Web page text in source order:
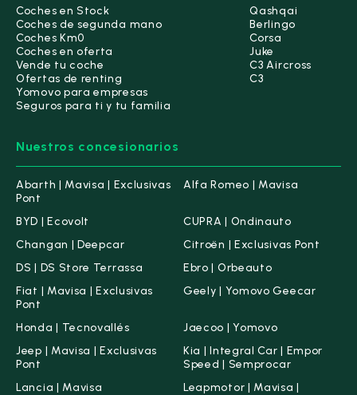
Coches en Stock
Coches de segunda mano
Coches Km0
Coches en oferta
Vende tu coche
Ofertas de renting
Yomovo para empresas
Seguros para ti y tu familia
Qashqai
Berlingo
Corsa
Juke
C3 Aircross
C3
Nuestros concesionarios
Abarth | Mavisa | Exclusivas
Pont
Alfa Romeo | Mavisa
BYD | Ecovolt
CUPRA | Ondinauto
Changan | Deepcar
Citroën | Exclusivas Pont
DS | DS Store Terrassa
Ebro | Orbeauto
Fiat | Mavisa | Exclusivas
Pont
Geely | Yomovo Geecar
Honda | Tecnovallés
Jaecoo | Yomovo
Jeep | Mavisa | Exclusivas
Pont
Kia | Integral Car | Empor
Speed | Semprocar
Lancia | Mavisa
Leapmotor | Mavisa |